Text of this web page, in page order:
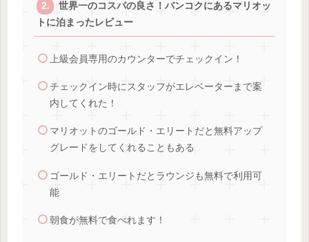
世界一のコスパの良さ！バンコクにあるマリオッ
トに泊まったレビュー
上級会員専用のカウンターでチェックイン！
チェックイン時にスタッフがエレベーターまで案
内してくれた！
マリオットのゴールド・エリートだと無料アップ
グレードをしてくれることもある
ゴールド・エリートだとラウンジも無料で利用可
能
朝食が無料で食べれます！